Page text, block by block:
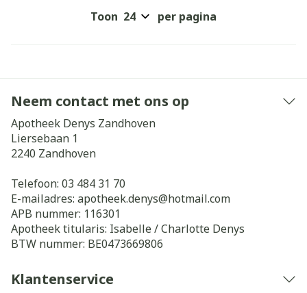
Toon per pagina
Neem contact met ons op
Apotheek Denys Zandhoven
Liersebaan 1
2240 Zandhoven
Telefoon: 03 484 31 70
E-mailadres: apotheek.denys@hotmail.com
APB nummer: 116301
Apotheek titularis: Isabelle / Charlotte Denys
BTW nummer: BE0473669806
Klantenservice